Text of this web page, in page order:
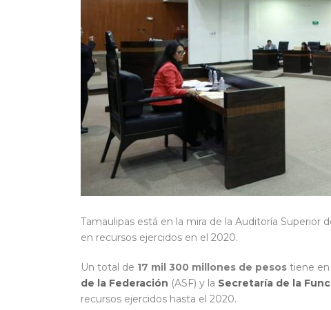
Tamaulipas está en la mira de la Auditoría Superior
en recursos ejercidos en el 2020.
Un total de 17 mil 300 millones de pesos tiene en
de la Federación (ASF) y la Secretaría de la
recursos ejercidos hasta el 2020.